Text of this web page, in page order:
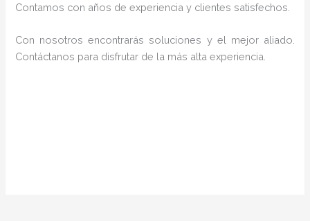
Contamos con años de experiencia y clientes satisfechos.
Con nosotros encontrarás soluciones y el mejor aliado.
Contáctanos para disfrutar de la más alta experiencia.